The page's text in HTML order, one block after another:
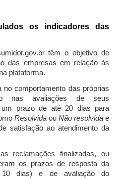
os indicadores das
têm o objetivo de
das empresas em relação às
plataforma.
no comportamento das próprias
nas avaliações de seus
um prazo de até 20 dias para
Resolvida ou Não resolvida e
satisfação ao atendimento da
reclamações finalizadas, ou
os prazos de resposta da
10 dias) e de avaliação do